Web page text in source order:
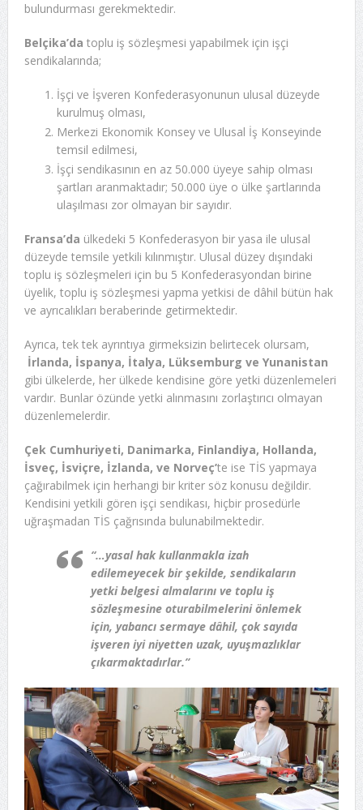
bulundurması gerekmektedir.
Belçika’da toplu iş sözleşmesi yapabilmek için işçi
sendikalarında;
İşçi ve İşveren Konfederasyonunun ulusal düzeyde
kurulmuş olması,
Merkezi Ekonomik Konsey ve Ulusal İş Konseyinde
temsil edilmesi,
İşçi sendikasının en az 50.000 üyeye sahip olması
şartları aranmaktadır; 50.000 üye o ülke şartlarında
ulaşılması zor olmayan bir sayıdır.
Fransa’da ülkedeki 5 Konfederasyon bir yasa ile ulusal
düzeyde temsile yetkili kılınmıştır. Ulusal düzey dışındaki
toplu iş sözleşmeleri için bu 5 Konfederasyondan birine
üyelik, toplu iş sözleşmesi yapma yetkisi de dâhil bütün hak
ve ayrıcalıkları beraberinde getirmektedir.
Ayrıca, tek tek ayrıntıya girmeksizin belirtecek olursam,
İrlanda, İspanya, İtalya, Lüksemburg ve Yunanistan
gibi ülkelerde, her ülkede kendisine göre yetki düzenlemeleri
vardır. Bunlar özünde yetki alınmasını zorlaştırıcı olmayan
düzenlemelerdir.
Çek Cumhuriyeti, Danimarka, Finlandiya, Hollanda,
İsveç, İsviçre, İzlanda, ve Norveç’te ise TİS yapmaya
çağırabilmek için herhangi bir kriter söz konusu değildir.
Kendisini yetkili gören işçi sendikası, hiçbir prosedürle
uğraşmadan TİS çağrısında bulunabilmektedir.
“…yasal hak kullanmakla izah
edilemeyecek bir şekilde, sendikaların
yetki belgesi almalarını ve toplu iş
sözleşmesine oturabilmelerini önlemek
için, yabancı sermaye dâhil, çok sayıda
işveren iyi niyetten uzak, uyuşmazlıklar
çıkarmaktadırlar.”